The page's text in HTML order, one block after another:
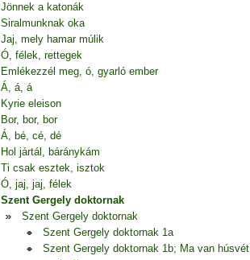
Jönnek a katonák
Siralmunknak oka
Jaj, mely hamar múlik
Ó, félek, rettegek
Emlékezzél meg, ó, gyarló ember
Á, á, á
Kyrie eleison
Bor, bor, bor
Á, bé, cé, dé
Hol jártál, báránykám
Ti csak esztek, isztok
Ó, jaj, jaj, félek
Szent Gergely doktornak
Szent Gergely doktornak
Szent Gergely doktornak 1a
Szent Gergely doktornak 1b; Ma van húsvét